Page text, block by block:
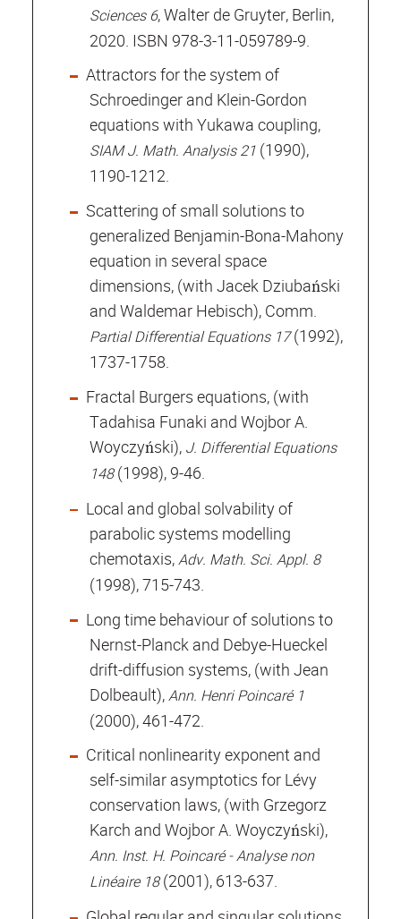
Sciences 6, Walter de Gruyter, Berlin,
2020. ISBN 978-3-11-059789-9.
Attractors for the system of
Schroedinger and Klein-Gordon
equations with Yukawa coupling,
SIAM J. Math. Analysis 21 (1990),
1190-1212.
Scattering of small solutions to
generalized Benjamin-Bona-Mahony
equation in several space
dimensions, (with Jacek Dziubański
and Waldemar Hebisch), Comm.
Partial Differential Equations 17(1992),
1737-1758.
Fractal Burgers equations, (with
Tadahisa Funaki and Wojbor A.
Woyczyński), J. Differential Equations
148(1998), 9-46.
Local and global solvability of
parabolic systems modelling
chemotaxis,Adv. Math. Sci. Appl. 8
(1998), 715-743.
Long time behaviour of solutions to
Nernst-Planck and Debye-Hueckel
drift-diffusion systems, (with Jean
Dolbeault),Ann. Henri Poincaré 1
(2000), 461-472.
Critical nonlinearity exponent and
self-similar asymptotics for Lévy
conservation laws, (with Grzegorz
Karch and Wojbor A. Woyczyński),
Ann. Inst. H. Poincaré - Analyse non
Linéaire 18(2001), 613-637.